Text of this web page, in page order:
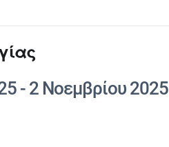
- 2 Νοεμβρίου 2025